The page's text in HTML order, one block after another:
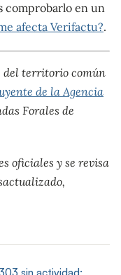
comprobarlo en un
afecta Verifactu?.
del territorio común
de la Agencia
Forales de
oficiales y se revisa